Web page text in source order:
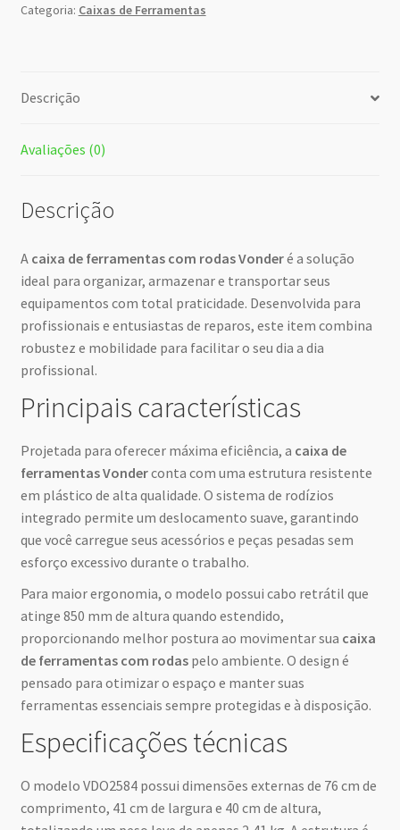
Categoria: Caixas de Ferramentas
Descrição
Avaliações (0)
Descrição
A caixa de ferramentas com rodas Vonderé a solução
ideal para organizar, armazenar e transportar seus
equipamentos com total praticidade. Desenvolvida para
profissionais e entusiastas de reparos, este item combina
robustez e mobilidade para facilitar o seu dia a dia
profissional.
Principais características
Projetada para oferecer máxima eficiência, a caixa de
ferramentas Vonderconta com uma estrutura resistente
em plástico de alta qualidade. O sistema de rodízios
integrado permite um deslocamento suave, garantindo
que você carregue seus acessórios e peças pesadas sem
esforço excessivo durante o trabalho.
Para maior ergonomia, o modelo possui cabo retrátil que
atinge 850 mm de altura quando estendido,
proporcionando melhor postura ao movimentar sua caixa
de ferramentas com rodaspelo ambiente. O design é
pensado para otimizar o espaço e manter suas
ferramentas essenciais sempre protegidas e à disposição.
Especificações técnicas
O modelo VDO2584 possui dimensões externas de 76 cm de
comprimento, 41 cm de largura e 40 cm de altura,